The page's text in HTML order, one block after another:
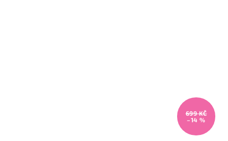
699 KČ
–14 %